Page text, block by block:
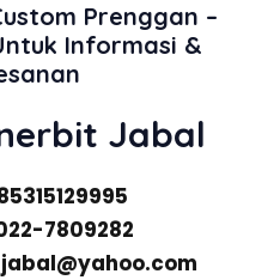
Prenggan –
Informasi &
Jabal
7809282